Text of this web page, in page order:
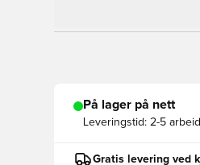
På lager på nett
Leveringstid: 2-5
Gratis levering ved